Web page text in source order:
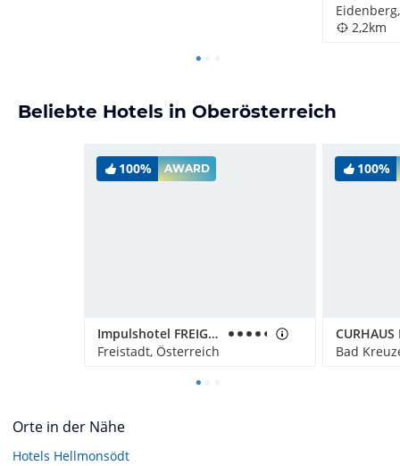
2,2km
Beliebte Hotels in Oberösterreich
100% AWARD
Impulshotel FREIGOLD
Freistadt, Österreich
100%
Bad
Orte in der Nähe
Hotels Hellmonsödt